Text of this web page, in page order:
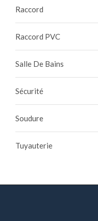
Raccord
Raccord PVC
Salle De Bains
Sécurité
Soudure
Tuyauterie